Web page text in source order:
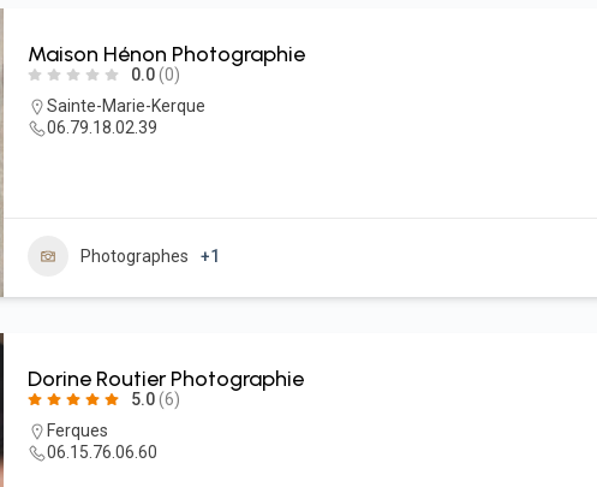
Maison Hénon Photographie
0.0 (0)
Sainte-Marie-Kerque
06.79.18.02.39
Photographes +1
Dorine Routier Photographie
5.0 (6)
Ferques
06.15.76.06.60